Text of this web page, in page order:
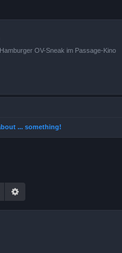
OV-Sneak im Passage-Kino
... something!
Suche